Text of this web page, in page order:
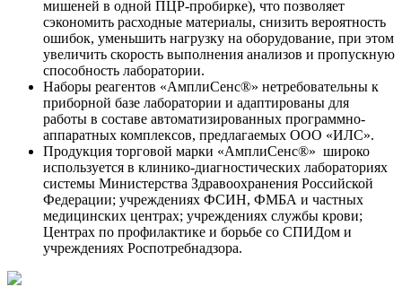
мишеней в одной ПЦР-пробирке), что позволяет
сэкономить расходные материалы, снизить вероятность
ошибок, уменьшить нагрузку на оборудование, при этом
увеличить скорость выполнения анализов и пропускную
способность лаборатории.
Наборы реагентов «АмплиСенс®» нетребовательны к
приборной базе лаборатории и адаптированы для
работы в составе автоматизированных программно-
аппаратных комплексов, предлагаемых ООО «ИЛС».
Продукция торговой марки «АмплиСенс®» широко
используется в клинико-диагностических лабораториях
системы Министерства Здравоохранения Российской
Федерации; учреждениях ФСИН, ФМБА и частных
медицинских центрах; учреждениях службы крови;
Центрах по профилактике и борьбе со СПИДом и
учреждениях Роспотребнадзора.